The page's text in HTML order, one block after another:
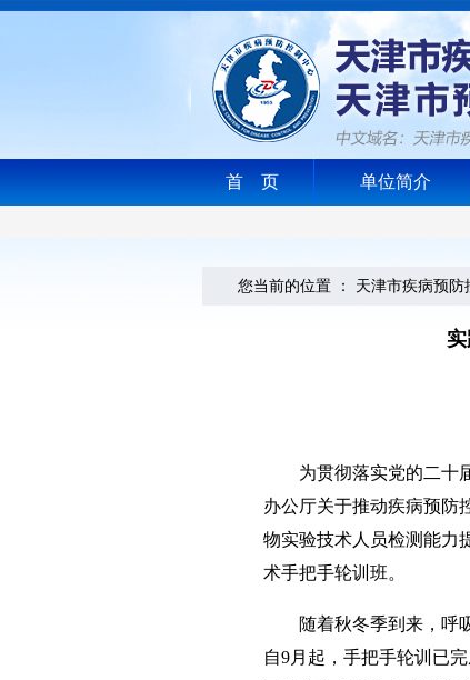
首 页 单位简介
您当前的位置 ： 天津市疾病预防
为贯彻落实党的二十届
办公厅关于推动疾病预防
物实验技术人员检测能力
术手把手轮训班。
随着秋冬季到来，呼吸
自9月起，手把手轮训已